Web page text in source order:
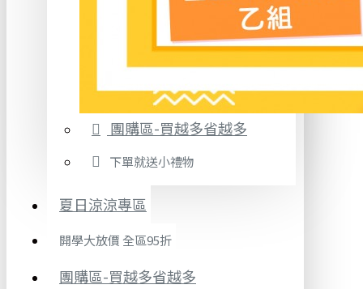
團購區-買越多省越多
下單就送小禮物
夏日涼涼專區
開學大放價 全區95折
團購區-買越多省越多